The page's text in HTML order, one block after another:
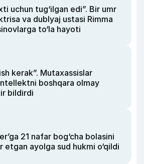
uchun tug‘ilgan edi”. Bir umr
va dublyaj ustasi Rimma
to‘la hayoti
kerak”. Mutaxassislar
boshqara olmay
bildirdi
21 nafar bog‘cha bolasini
etgan ayolga sud hukmi o‘qildi